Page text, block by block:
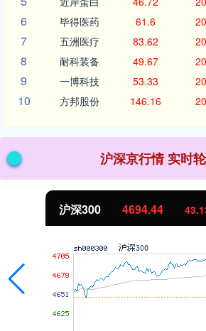
6 毕得医药 61.6
7 五洲医疗 83.62
8 耐科装备 49.67
9 一博科技 53.33
10 方邦股份 146.16
沪深京行情 实时
北证50